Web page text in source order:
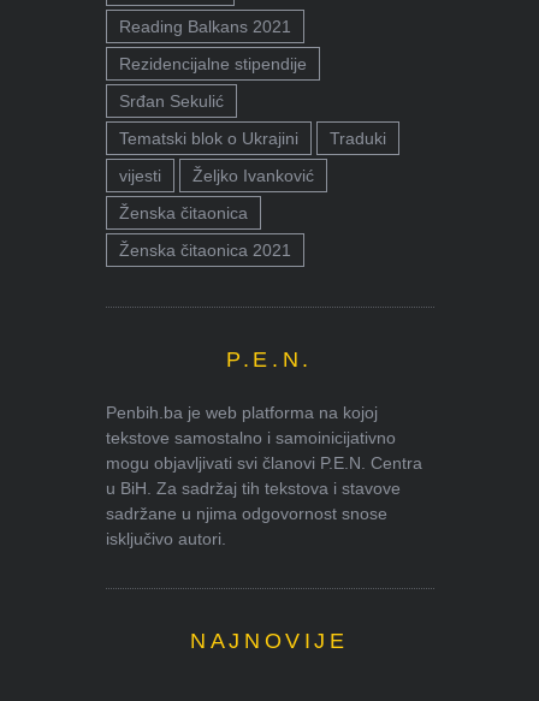
Reading Balkans 2021
Rezidencijalne stipendije
Srđan Sekulić
Tematski blok o Ukrajini
Traduki
vijesti
Željko Ivanković
Ženska čitaonica
Ženska čitaonica 2021
P.E.N.
Penbih.ba je web platforma na kojoj
tekstove samostalno i samoinicijativno
mogu objavljivati svi članovi P.E.N. Centra
u BiH. Za sadržaj tih tekstova i stavove
sadržane u njima odgovornost snose
isključivo autori.
NAJNOVIJE